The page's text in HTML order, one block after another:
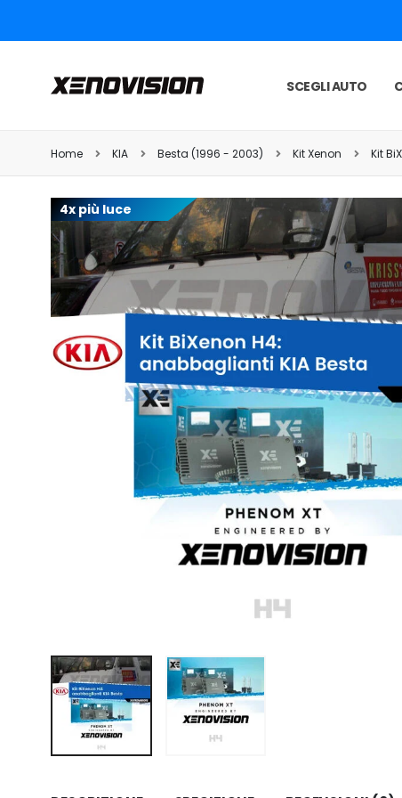
SCEGLI AUTO
Home KIA Besta (1996 - 2003) Kit Xenon Kit
4x più luce